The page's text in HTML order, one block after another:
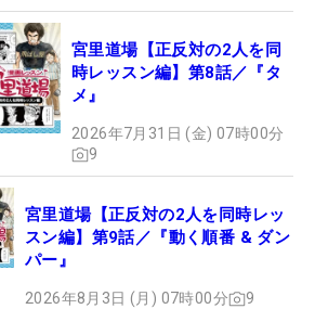
宮里道場【正反対の2人を同
時レッスン編】第8話／『タ
メ』
2026年7月31日 (金) 07時00分
9
宮里道場【正反対の2人を同時レッ
スン編】第9話／『動く順番 & ダン
パー』
2026年8月3日 (月) 07時00分 9